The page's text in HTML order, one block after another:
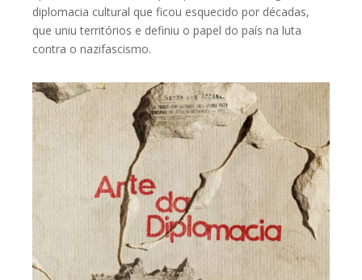
diplomacia cultural que ficou esquecido por décadas,
que uniu territórios e definiu o papel do país na luta
contra o nazifascismo.